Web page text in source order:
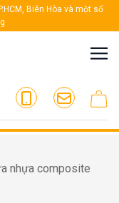
Biên Hòa và một số
nhựa composite